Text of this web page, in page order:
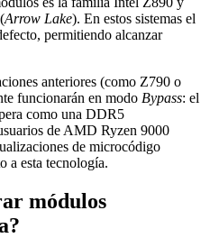
Arrow Lake). En estos sistemas el
permitiendo alcanzar
anteriores (como Z790 o
funcionarán en modo Bypass: el
como una DDR5
de AMD Ryzen 9000
de microcódigo
a esta tecnología.
módulos